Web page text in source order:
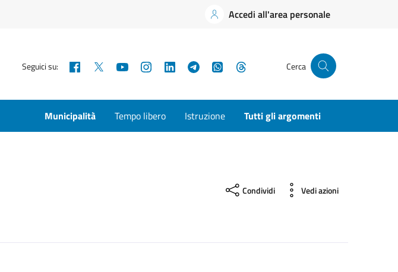
Accedi all'area personale
Seguici su: Facebook YouTubeInstagramLinkedInTelegramWhatsApp Cerca
Municipalità Tempo libero Istruzione Tutti gli argomenti
Condividi Vedi azioni